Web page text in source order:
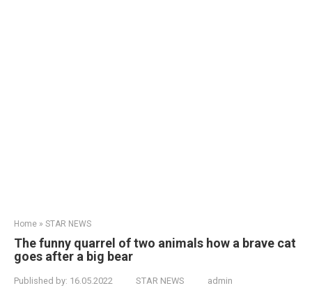
Home » STAR NEWS
The funny quarrel of two animals how a brave cat
goes after a big bear
Published by: 16.05.2022 STAR NEWS admin